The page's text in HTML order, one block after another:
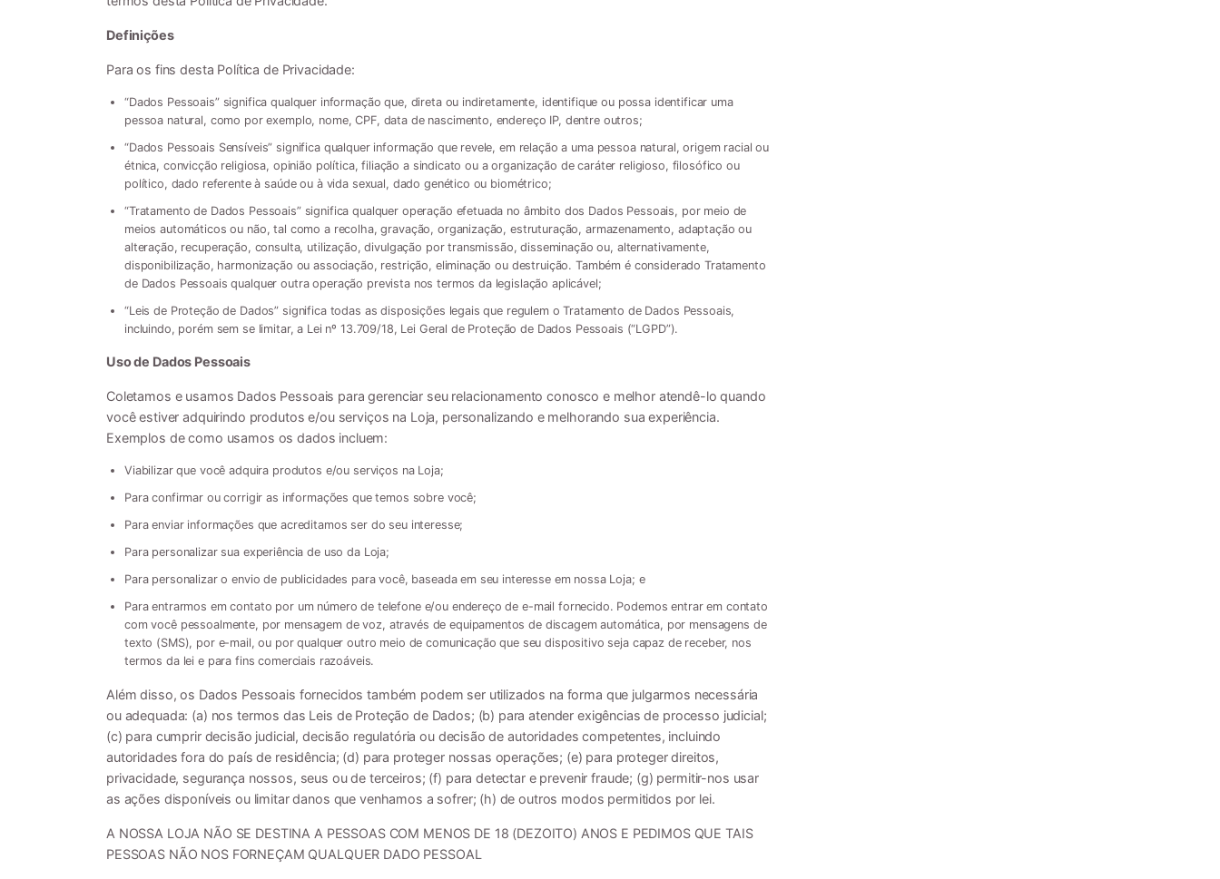
Definições
Para os fins desta Política de Privacidade:
“Dados Pessoais” significa qualquer informação que, direta ou indiretamente, identifique ou possa identificar uma
pessoa natural, como por exemplo, nome, CPF, data de nascimento, endereço IP, dentre outros;
“Dados Pessoais Sensíveis” significa qualquer informação que revele, em relação a uma pessoa natural, origem racial ou
étnica, convicção religiosa, opinião política, filiação a sindicato ou a organização de caráter religioso, filosófico ou
político, dado referente à saúde ou à vida sexual, dado genético ou biométrico;
“Tratamento de Dados Pessoais” significa qualquer operação efetuada no âmbito dos Dados Pessoais, por meio de
meios automáticos ou não, tal como a recolha, gravação, organização, estruturação, armazenamento, adaptação ou
alteração, recuperação, consulta, utilização, divulgação por transmissão, disseminação ou, alternativamente,
disponibilização, harmonização ou associação, restrição, eliminação ou destruição. Também é considerado Tratamento
de Dados Pessoais qualquer outra operação prevista nos termos da legislação aplicável;
“Leis de Proteção de Dados” significa todas as disposições legais que regulem o Tratamento de Dados Pessoais,
incluindo, porém sem se limitar, a Lei nº 13.709/18, Lei Geral de Proteção de Dados Pessoais (“LGPD”).
Uso de Dados Pessoais
Coletamos e usamos Dados Pessoais para gerenciar seu relacionamento conosco e melhor atendê-lo quando
você estiver adquirindo produtos e/ou serviços na Loja, personalizando e melhorando sua experiência.
Exemplos de como usamos os dados incluem:
Viabilizar que você adquira produtos e/ou serviços na Loja;
Para confirmar ou corrigir as informações que temos sobre você;
Para enviar informações que acreditamos ser do seu interesse;
Para personalizar sua experiência de uso da Loja;
Para personalizar o envio de publicidades para você, baseada em seu interesse em nossa Loja; e
Para entrarmos em contato por um número de telefone e/ou endereço de e-mail fornecido. Podemos entrar em contato
com você pessoalmente, por mensagem de voz, através de equipamentos de discagem automática, por mensagens de
texto (SMS), por e-mail, ou por qualquer outro meio de comunicação que seu dispositivo seja capaz de receber, nos
termos da lei e para fins comerciais razoáveis.
Além disso, os Dados Pessoais fornecidos também podem ser utilizados na forma que julgarmos necessária
ou adequada: (a) nos termos das Leis de Proteção de Dados; (b) para atender exigências de processo judicial;
(c) para cumprir decisão judicial, decisão regulatória ou decisão de autoridades competentes, incluindo
autoridades fora do país de residência; (d) para proteger nossas operações; (e) para proteger direitos,
privacidade, segurança nossos, seus ou de terceiros; (f) para detectar e prevenir fraude; (g) permitir-nos usar
as ações disponíveis ou limitar danos que venhamos a sofrer; (h) de outros modos permitidos por lei.
A NOSSA LOJA NÃO SE DESTINA A PESSOAS COM MENOS DE 18 (DEZOITO) ANOS E PEDIMOS QUE TAIS
PESSOAS NÃO NOS FORNEÇAM QUALQUER DADO PESSOAL